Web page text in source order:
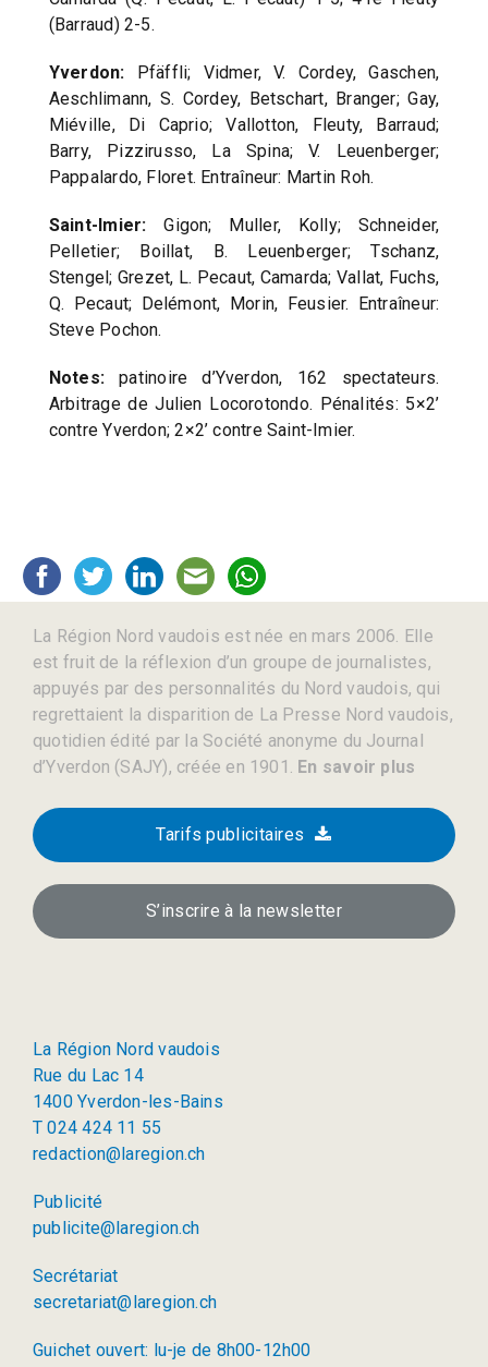
(Barraud) 2-5.
Yverdon: Pfäffli; Vidmer, V. Cordey, Gaschen,
Aeschlimann, S. Cordey, Betschart, Branger; Gay,
Miéville, Di Caprio; Vallotton, Fleuty, Barraud;
Barry, Pizzirusso, La Spina; V. Leuenberger;
Pappalardo, Floret. Entraîneur: Martin Roh.
Saint-Imier: Gigon; Muller, Kolly; Schneider,
Pelletier; Boillat, B. Leuenberger; Tschanz,
Stengel; Grezet, L. Pecaut, Camarda; Vallat, Fuchs,
Q. Pecaut; Delémont, Morin, Feusier. Entraîneur:
Steve Pochon.
Notes: patinoire d’Yverdon, 162 spectateurs.
Arbitrage de Julien Locorotondo. Pénalités: 5×2’
contre Yverdon; 2×2’ contre Saint-Imier.
La Région Nord vaudois est née en mars 2006. Elle
est fruit de la réflexion d’un groupe de journalistes,
appuyés par des personnalités du Nord vaudois, qui
regrettaient la disparition de La Presse Nord vaudois,
quotidien édité par la Société anonyme du Journal
d’Yverdon (SAJY), créée en 1901. En savoir plus
Tarifs publicitaires
S’inscrire à la newsletter
La Région Nord vaudois
Rue du Lac 14
1400 Yverdon-les-Bains
T 024 424 11 55
redaction@laregion.ch
Publicité
publicite@laregion.ch
Secrétariat
secretariat@laregion.ch
Guichet ouvert: lu-je de 8h00-12h00